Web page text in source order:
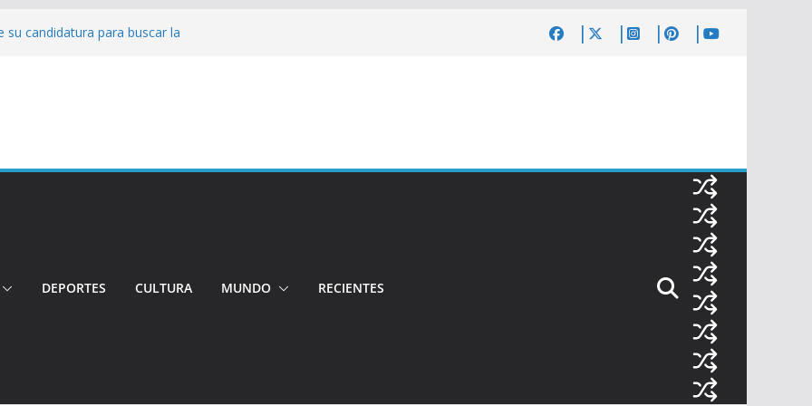
su candidatura para buscar la
Investigan crimen de un hombre en el
e incidentes marcaron la
DEPORTES CULTURA MUNDO RECIENTES